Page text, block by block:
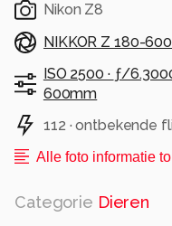
Nikon Z8
NIKKOR Z 180-
ISO 2500 · ƒ/
600mm
112 · ontbekende
Alle foto informatie
Categorie Dieren